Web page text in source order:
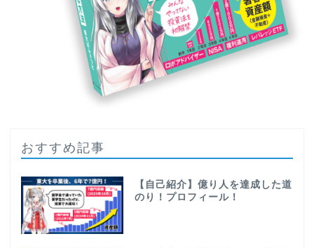
おすすめ記事
【自己紹介】億り人を達成した道
のり！プロフィール！